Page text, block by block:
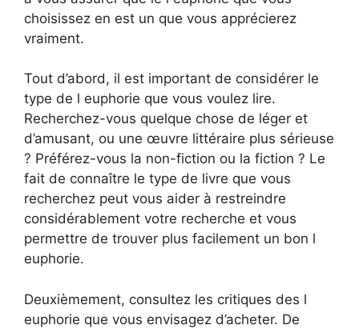
choisissez en est un que vous apprécierez
vraiment.
Tout d’abord, il est important de considérer le
type de l euphorie que vous voulez lire.
Recherchez-vous quelque chose de léger et
d’amusant, ou une œuvre littéraire plus sérieuse
? Préférez-vous la non-fiction ou la fiction ? Le
fait de connaître le type de livre que vous
recherchez peut vous aider à restreindre
considérablement votre recherche et vous
permettre de trouver plus facilement un bon l
euphorie.
Deuxièmement, consultez les critiques des l
euphorie que vous envisagez d’acheter. De